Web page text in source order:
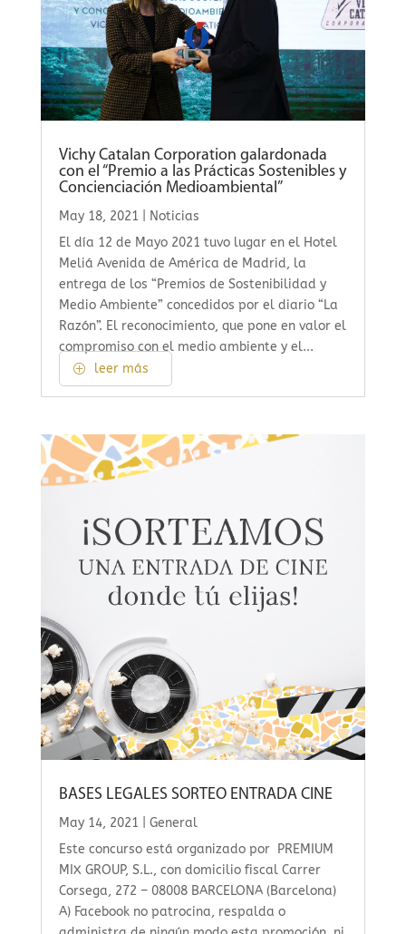
Vichy Catalan Corporation galardonada
con el “Premio a las Prácticas Sostenibles y
Concienciación Medioambiental”
May 18, 2021
Noticias
El día 12 de Mayo 2021 tuvo lugar en el Hotel
Meliá Avenida de América de Madrid, la
entrega de los “Premios de Sostenibilidad y
Medio Ambiente” concedidos por el diario “La
Razón”. El reconocimiento, que pone en valor el
compromiso con el medio ambiente y el...
leer más
BASES LEGALES SORTEO ENTRADA CINE
May 14, 2021
General
Este concurso está organizado por PREMIUM
MIX GROUP, S.L., con domicilio fiscal Carrer
Corsega, 272 – 08008 BARCELONA (Barcelona)
A) Facebook no patrocina, respalda o